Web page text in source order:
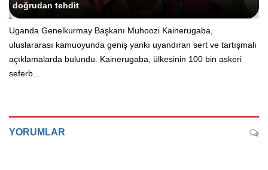
doğrudan tehdit
Uganda Genelkurmay Başkanı Muhoozi Kainerugaba,
uluslararası kamuoyunda geniş yankı uyandıran sert ve tartışmalı
açıklamalarda bulundu. Kainerugaba, ülkesinin 100 bin askeri
seferb...
YORUMLAR